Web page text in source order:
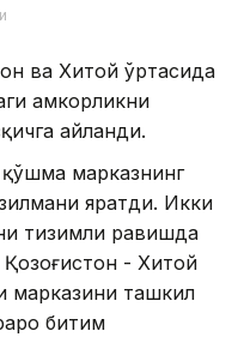
ва Хитой ўртасида
ҳамкорликни
айланди.
марказнинг
яратди. Икки
тизимли равишда
- Хитой
марказини ташкил
битим